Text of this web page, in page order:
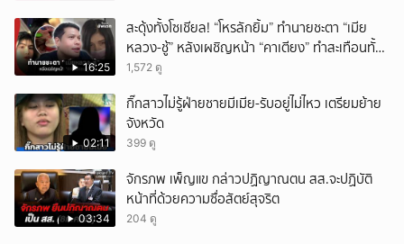
16:25
สะดุ้งทั้งโซเชียล! “โหรลักยิ้ม” ทำนายชะตา “เมีย
หลวง-ชู้” หลังเผชิญหน้า “คาเตียง” ทำสะเทือนทั้ง
ประเทศ
1,572 ดู
02:11
กิ๊กสาวไม่รู้ฝ่ายชายมีเมีย-รับอยู่ไม่ไหว เตรียมย้าย
จังหวัด
399 ดู
03:34
จักรภพ เพ็ญแข กล่าวปฏิญาณตน สส.จะปฏิบัติ
หน้าที่ด้วยความซื่อสัตย์สุจริต
204 ดู